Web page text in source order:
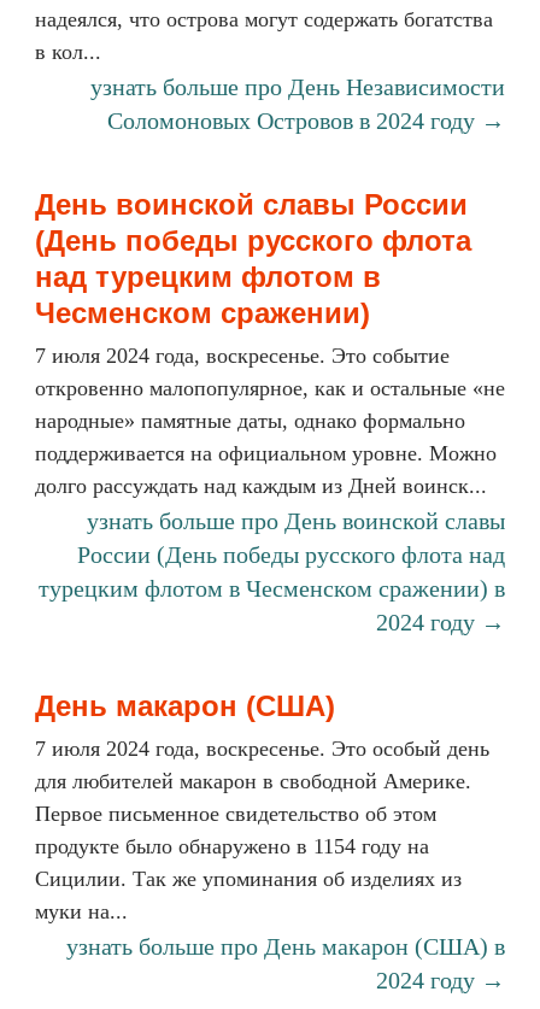
надеялся, что острова могут содержать богатства
в кол...
узнать больше про День Независимости
Соломоновых Островов в 2024 году →
День воинской славы России
(День победы русского флота
над турецким флотом в
Чесменском сражении)
7 июля 2024 года, воскресенье. Это событие
откровенно малопопулярное, как и остальные «не
народные» памятные даты, однако формально
поддерживается на официальном уровне. Можно
долго рассуждать над каждым из Дней воинск...
узнать больше про День воинской славы
России (День победы русского флота над
турецким флотом в Чесменском сражении) в
2024 году →
День макарон (США)
7 июля 2024 года, воскресенье. Это особый день
для любителей макарон в свободной Америке.
Первое письменное свидетельство об этом
продукте было обнаружено в 1154 году на
Сицилии. Так же упоминания об изделиях из
муки на...
узнать больше про День макарон (США) в
2024 году →